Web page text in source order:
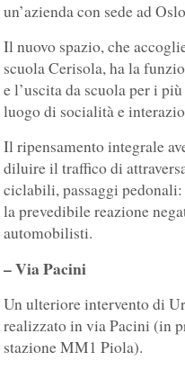
un’azienda con sede ad
Il nuovo spazio, che
scuola Cerisola, ha la
e l’uscita da scuola per i
luogo di socialità e
Il ripensamento integrale
diluire il traffico di
ciclabili, passaggi
la prevedibile reazione
automobilisti.
– Via Pacini
Un ulteriore intervento di
realizzato in via Pacini (in
stazione MM1 Piola).